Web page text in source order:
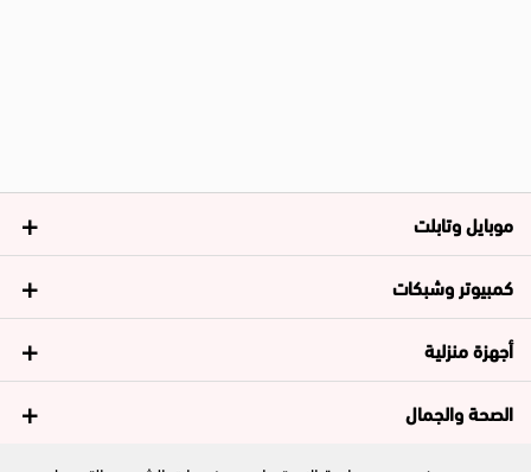
موبايل وتابلت
كمبيوتر وشبكات
أجهزة منزلية
الصحة والجمال